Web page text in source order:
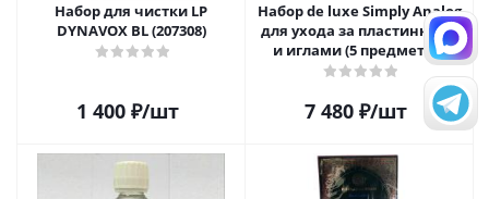
Набор для чистки LP
DYNAVOX BL (207308)
1 400₽/шт
Набор de luxe Simply Analog
для ухода за пластинками
и иглами (5 предметов)
SAVC003
7 480₽/шт